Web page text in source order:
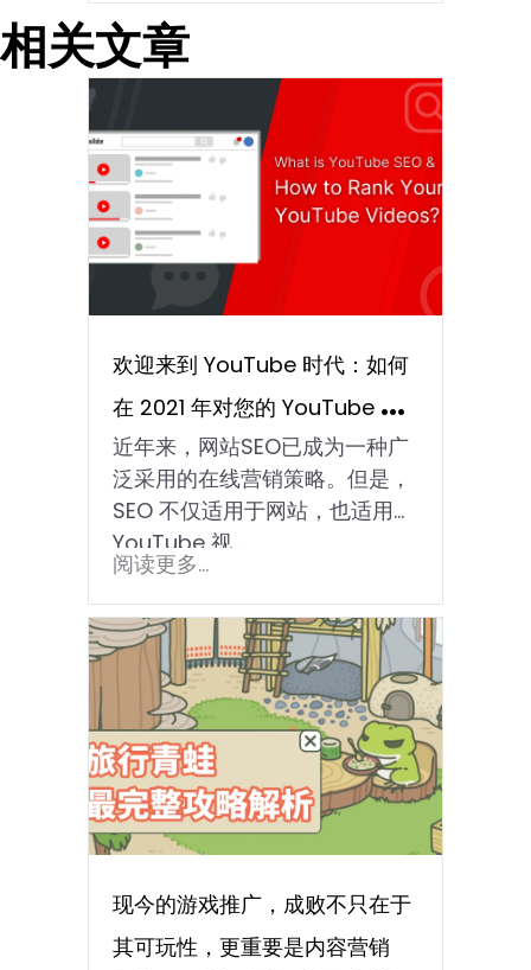
相关文章
欢迎来到 YouTube 时代：如何
在 2021 年对您的 YouTube 视
频进行排名？
近年来，网站SEO已成为一种广
泛采用的在线营销策略。但是，
SEO 不仅适用于网站，也适用于
YouTube 视...
阅读更多...
现今的游戏推广，成败不只在于
其可玩性，更重要是内容营销